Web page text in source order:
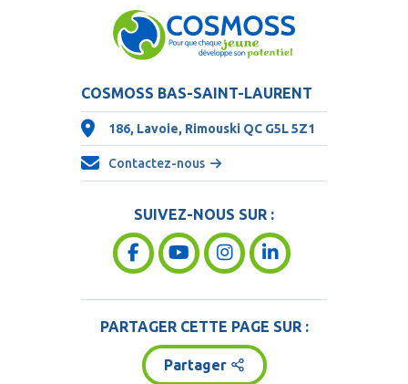
COSMOSS BAS-SAINT-LAURENT
186, Lavoie, Rimouski QC G5L 5Z1
Contactez-nous
SUIVEZ-NOUS SUR :
PARTAGER CETTE PAGE SUR :
Partager